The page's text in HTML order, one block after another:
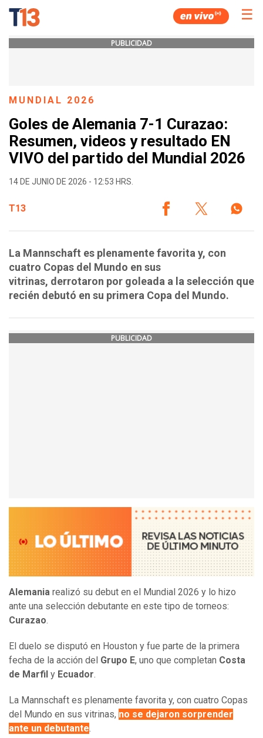
☰
PUBLICIDAD
MUNDIAL 2026
Goles de Alemania 7-1 Curazao:
Resumen, videos y resultado EN
VIVO del partido del Mundial 2026
14 DE JUNIO DE 2026 - 12:53 HRS.
T13
La Mannschaft es plenamente favorita y, con
cuatro Copas del Mundo en sus
vitrinas, derrotaron por goleada a la selección que
recién debutó en su primera Copa del Mundo.
PUBLICIDAD
Alemania realizó su debut en el Mundial 2026 y lo hizo
ante una selección debutante en este tipo de torneos:
Curazao.
El duelo se disputó en Houston y fue parte de la primera
fecha de la acción del Grupo E, uno que completan Costa
de Marfil y Ecuador.
La Mannschaft es plenamente favorita y, con cuatro Copas
del Mundo en sus vitrinas, no se dejaron sorprender
ante un debutante.